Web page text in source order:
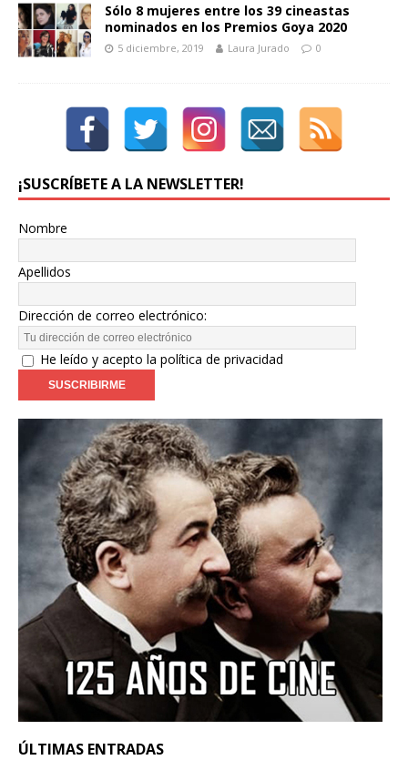
Sólo 8 mujeres entre los 39 cineastas
nominados en los Premios Goya 2020
5 diciembre, 2019 Laura Jurado 0
¡SUSCRÍBETE A LA NEWSLETTER!
Nombre
Apellidos
Dirección de correo electrónico:
He leído y acepto la política de privacidad
ÚLTIMAS ENTRADAS